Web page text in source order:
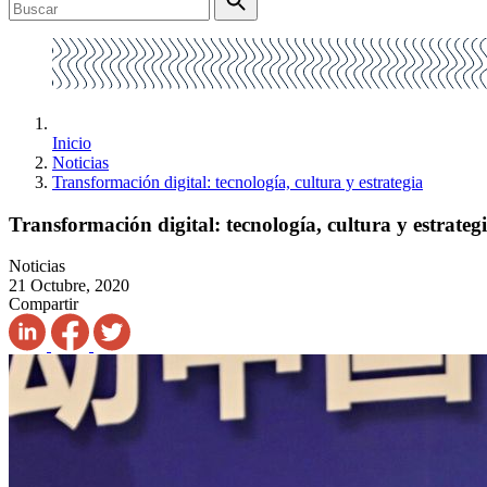
Inicio
Noticias
Transformación digital: tecnología, cultura y estrategia
Transformación digital: tecnología, cultura y
Noticias
21 Octubre, 2020
Compartir